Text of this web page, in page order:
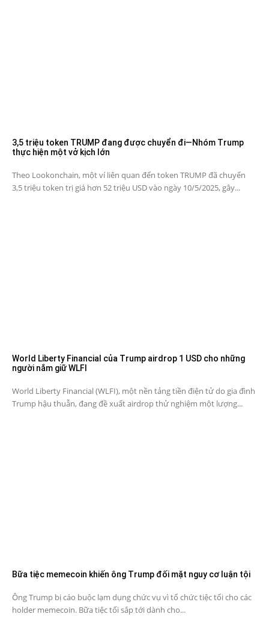
3,5 triệu token TRUMP đang được chuyển đi—Nhóm Trump
thực hiện một vở kịch lớn
Theo Lookonchain, một ví liên quan đến token TRUMP đã chuyển
3,5 triệu token trị giá hơn 52 triệu USD vào ngày 10/5/2025, gây...
World Liberty Financial của Trump airdrop 1 USD cho những
người nắm giữ WLFI
World Liberty Financial (WLFI), một nền tảng tiền điện tử do gia đình
Trump hậu thuẫn, đang đề xuất airdrop thử nghiệm một lượng...
Bữa tiệc memecoin khiến ông Trump đối mặt nguy cơ luận tội
Ông Trump bị cáo buộc lạm dụng chức vụ vì tổ chức tiệc tối cho các
holder memecoin. Bữa tiệc tối sắp tới dành cho...